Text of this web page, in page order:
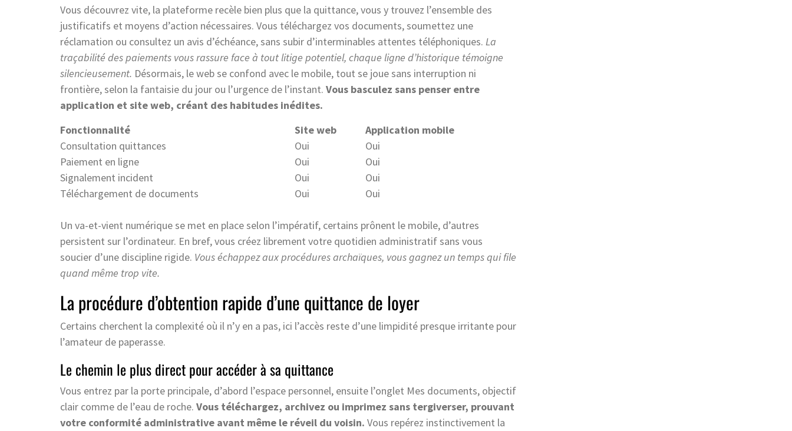
Vous découvrez vite, la plateforme recèle bien plus que la quittance, vous y trouvez l’ensemble des
justificatifs et moyens d’action nécessaires. Vous téléchargez vos documents, soumettez une
réclamation ou consultez un avis d’échéance, sans subir d’interminables attentes téléphoniques. La
traçabilité des paiements vous rassure face à tout litige potentiel, chaque ligne d’historique témoigne
silencieusement. Désormais, le web se confond avec le mobile, tout se joue sans interruption ni
frontière, selon la fantaisie du jour ou l’urgence de l’instant. Vous basculez sans penser entre
application et site web, créant des habitudes inédites.
Fonctionnalité
Site web
Application mobile
Consultation quittances
Oui
Oui
Paiement en ligne
Oui
Oui
Signalement incident
Oui
Oui
Téléchargement de documents
Oui Oui
Un va-et-vient numérique se met en place selon l’impératif, certains prônent le mobile, d’autres
persistent sur l’ordinateur. En bref, vous créez librement votre quotidien administratif sans vous
soucier d’une discipline rigide. Vous échappez aux procédures archaïques, vous gagnez un temps qui file
quand même trop vite.
La procédure d’obtention rapide d’une quittance de loyer
Certains cherchent la complexité où il n’y en a pas, ici l’accès reste d’une limpidité presque irritante pour
l’amateur de paperasse.
Le chemin le plus direct pour accéder à sa quittance
Vous entrez par la porte principale, d’abord l’espace personnel, ensuite l’onglet Mes documents, objectif
clair comme de l’eau de roche. Vous téléchargez, archivez ou imprimez sans tergiverser, prouvant
votre conformité administrative avant même le réveil du voisin. Vous repérez instinctivement la